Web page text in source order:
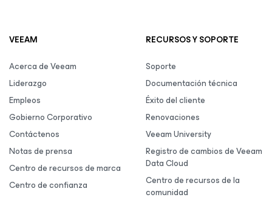
VEEAM
Acerca de Veeam
Liderazgo
Empleos
Gobierno Corporativo
Contáctenos
Notas de prensa
Centro de recursos de marca
Centro de confianza
RECURSOS Y SOPORTE
Soporte
Documentación técnica
Éxito del cliente
Renovaciones
Veeam University
Registro de cambios de Veeam
Data Cloud
Centro de recursos de la
comunidad